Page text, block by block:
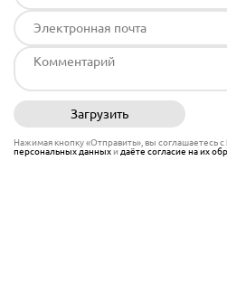
Загрузить
Нажимая кнопку «Отправить», вы соглашаетесь с
персональных данныхи даёте согласие на их